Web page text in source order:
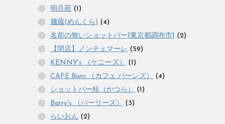
明月苑 (1)
麺蔵(めんくら) (4)
名前の無いショットバー[東京都調布市]
(2)
【閉店】ノンチェマーレ (59)
KENNY's （ケニーズ）
(1)
CAFE Buns （カフェ バーンズ）
(4)
ショットバー桂（かつら）
(1)
Barry's （バーリーズ）
(3)
らいおん (2)